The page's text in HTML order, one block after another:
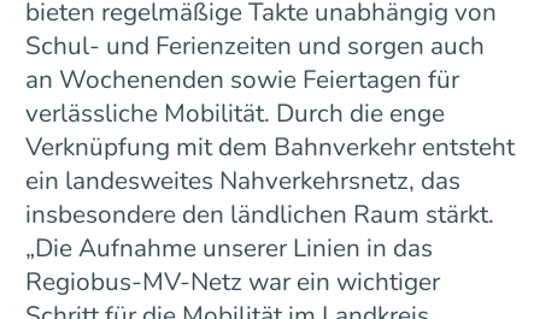
bieten regelmäßige Takte unabhängig von
Schul- und Ferienzeiten und sorgen auch
an Wochenenden sowie Feiertagen für
verlässliche Mobilität. Durch die enge
Verknüpfung mit dem Bahnverkehr entsteht
ein landesweites Nahverkehrsnetz, das
insbesondere den ländlichen Raum stärkt.
„Die Aufnahme unserer Linien in das
Regiobus-MV-Netz war ein wichtiger